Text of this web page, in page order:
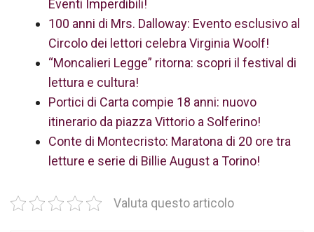
Eventi Imperdibili!
100 anni di Mrs. Dalloway: Evento esclusivo al
Circolo dei lettori celebra Virginia Woolf!
“Moncalieri Legge” ritorna: scopri il festival di
lettura e cultura!
Portici di Carta compie 18 anni: nuovo
itinerario da piazza Vittorio a Solferino!
Conte di Montecristo: Maratona di 20 ore tra
letture e serie di Billie August a Torino!
Valuta questo articolo